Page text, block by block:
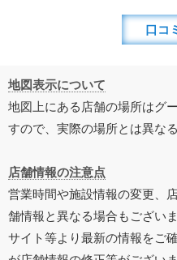
口コ
地図表示について
地図上にある店舗の場所はグ
すので、実際の場所とは異な
店舗情報の注意点
営業時間や施設情報の変更、
舗情報と異なる場合もござい
サイト等より最新の情報をご